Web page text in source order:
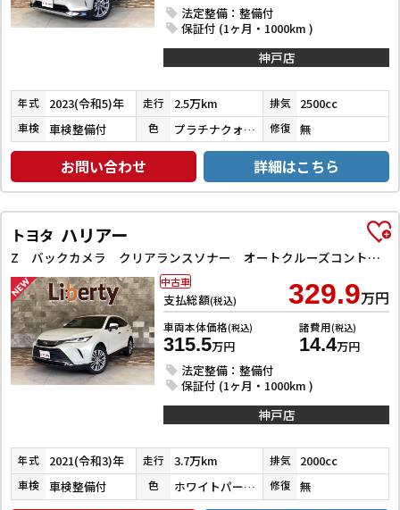
法定整備：整備付
保証付 (1ヶ月・1000km )
神戸店
年式 2023(令和5)年 走行 2.5万km 排気 2500cc
車検 車検整備付 色 プラチナクォーツメタリック 修復 無
お問い合わせ 詳細はこちら
トヨタ ハリアー
Z バックカメラ クリアランスソナー オートクルーズコントロール レーンアシスト パワーシート 衝突被害軽減システム ナビ TV オートマチックハイビーム オートライト LEDヘッドランプ 電動リアゲート
支払総額(税込) 329.9万円
車両本体価格(税込)
315.5万円
諸費用(税込)
14.4万円
法定整備：整備付
保証付 (1ヶ月・1000km )
中古車
神戸店
年式 2021(令和3)年 走行 3.7万km 排気 2000cc
車検 車検整備付 色 ホワイトパールクリスタルシャイン 修復 無